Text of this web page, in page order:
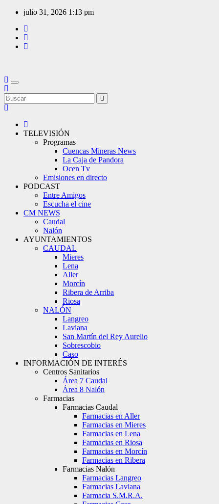
Saltar
contenido
julio 31, 2026 1:13 pm
TELEVISIÓN
Programas
Cuencas Mineras News
La Caja de Pandora
Ocen Tv
Emisiones en directo
PODCAST
Entre Amigos
Escucha el cine
CM NEWS
Caudal
Nalón
AYUNTAMIENTOS
CAUDAL
Mieres
Lena
Aller
Morcín
Ribera de Arriba
Riosa
NALÓN
Langreo
Laviana
San Martín del Rey Aurelio
Sobrescobio
Caso
INFORMACIÓN DE INTERÉS
Centros Sanitarios
Área 7 Caudal
Área 8 Nalón
Farmacias
Farmacias Caudal
Farmacias en Aller
Farmacias en Mieres
Farmacias en Lena
Farmacias en Riosa
Farmacias en Morcín
Farmacias en Ribera
Farmacias Nalón
Farmacias Langreo
Farmacias Laviana
Farmacia S.M.R.A.